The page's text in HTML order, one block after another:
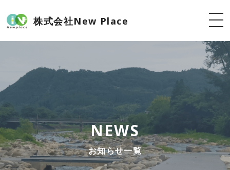
株式会社New Place
NEWS
お知らせ一覧